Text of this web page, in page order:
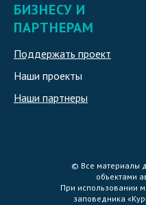
БИЗНЕСУ И
ПАРТНЕРАМ
Поддержать проект
Наши проекты
Наши партнеры
© Все материалы
объектами
При использовании
заповедника